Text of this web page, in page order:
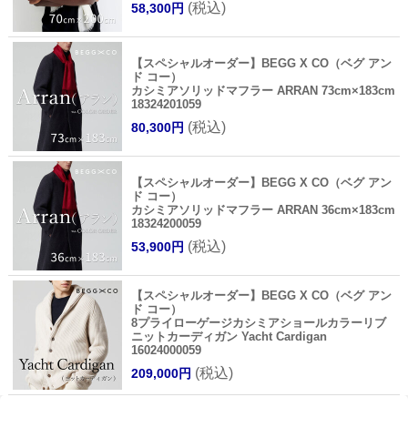
58,300円 (税込)
【スペシャルオーダー】BEGG X CO（ベグ アン
ド コー）
カシミアソリッドマフラー ARRAN 73cm×183cm
18324201059
80,300円 (税込)
【スペシャルオーダー】BEGG X CO（ベグ アン
ド コー）
カシミアソリッドマフラー ARRAN 36cm×183cm
18324200059
53,900円 (税込)
【スペシャルオーダー】BEGG X CO（ベグ アン
ド コー）
8プライローゲージカシミアショールカラーリブ
ニットカーディガン Yacht Cardigan
16024000059
209,000円 (税込)